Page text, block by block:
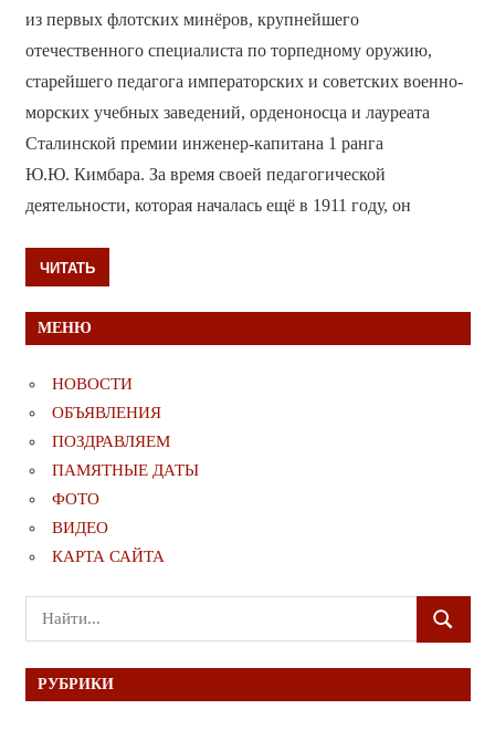
из первых флотских минёров, крупнейшего
отечественного специалиста по торпедному оружию,
старейшего педагога императорских и советских военно-
морских учебных заведений, орденоносца и лауреата
Сталинской премии инженер-капитана 1 ранга
Ю.Ю. Кимбара. За время своей педагогической
деятельности, которая началась ещё в 1911 году, он
ЧИТАТЬ
МЕНЮ
НОВОСТИ
ОБЪЯВЛЕНИЯ
ПОЗДРАВЛЯЕМ
ПАМЯТНЫЕ ДАТЫ
ФОТО
ВИДЕО
КАРТА САЙТА
Поиск
для:
ПОИСК
РУБРИКИ